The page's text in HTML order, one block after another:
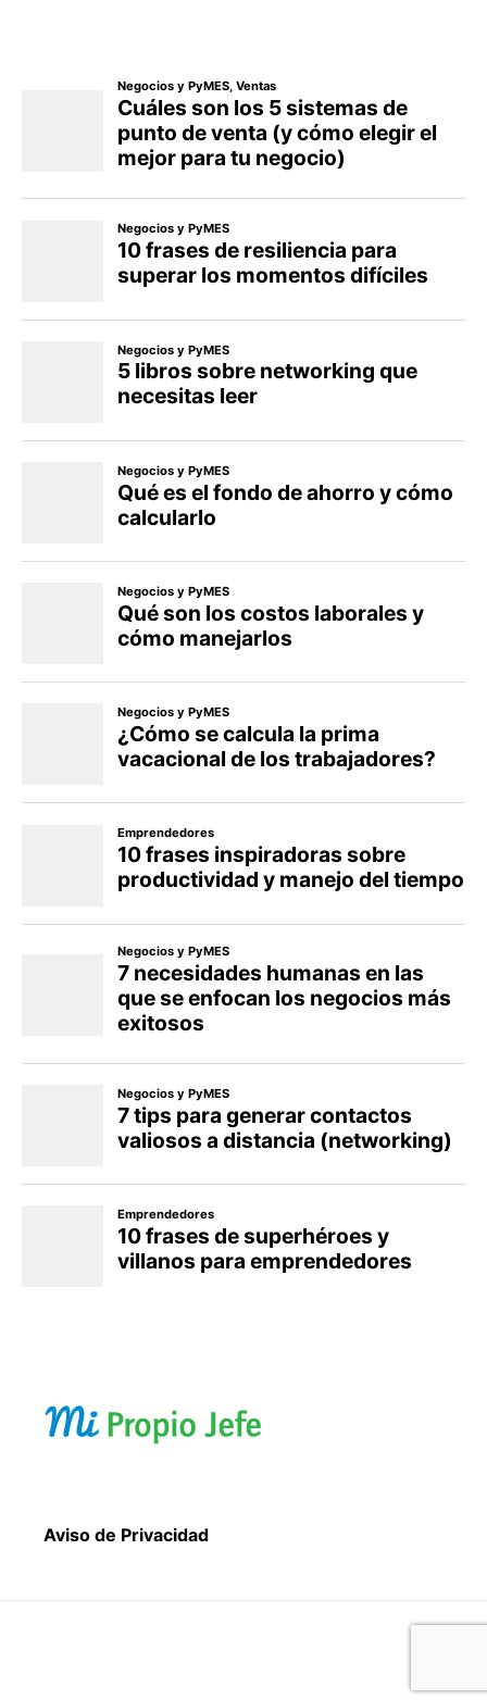
Aviso de Privacidad